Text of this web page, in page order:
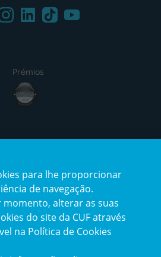
LinkedInTikTokYoutube
Prémios
award4
certification3
para lhe proporcionar
de navegação.
alterar as suas
do site da CUF através
na Política de Cookies